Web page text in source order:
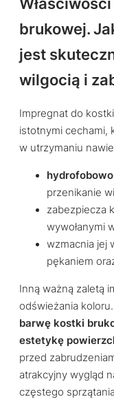
brukowej.
jest
wilgocią i
Impregnat do
istotnymi cechami,
w utrzymaniu
przenikanie
zabezpiecza
wywołanymi
wzmacnia jej
pękaniem
Inną ważną zaletą
odświeżania koloru.
barwę kostki
estetykę
przed
atrakcyjny wygląd
częstego